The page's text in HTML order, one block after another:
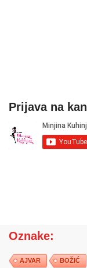
Prijava na
Oznake:
AJVAR BOŽIĆ